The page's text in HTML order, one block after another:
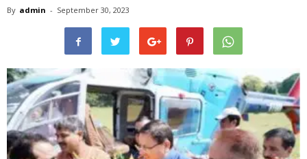
By admin - September 30, 2023